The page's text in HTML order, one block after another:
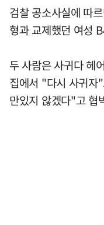
검찰 공소사실에 따
형과 교제했던 여성
두 사람은 사귀다 헤
집에서 "다시 사귀자
만있지 않겠다"고 협